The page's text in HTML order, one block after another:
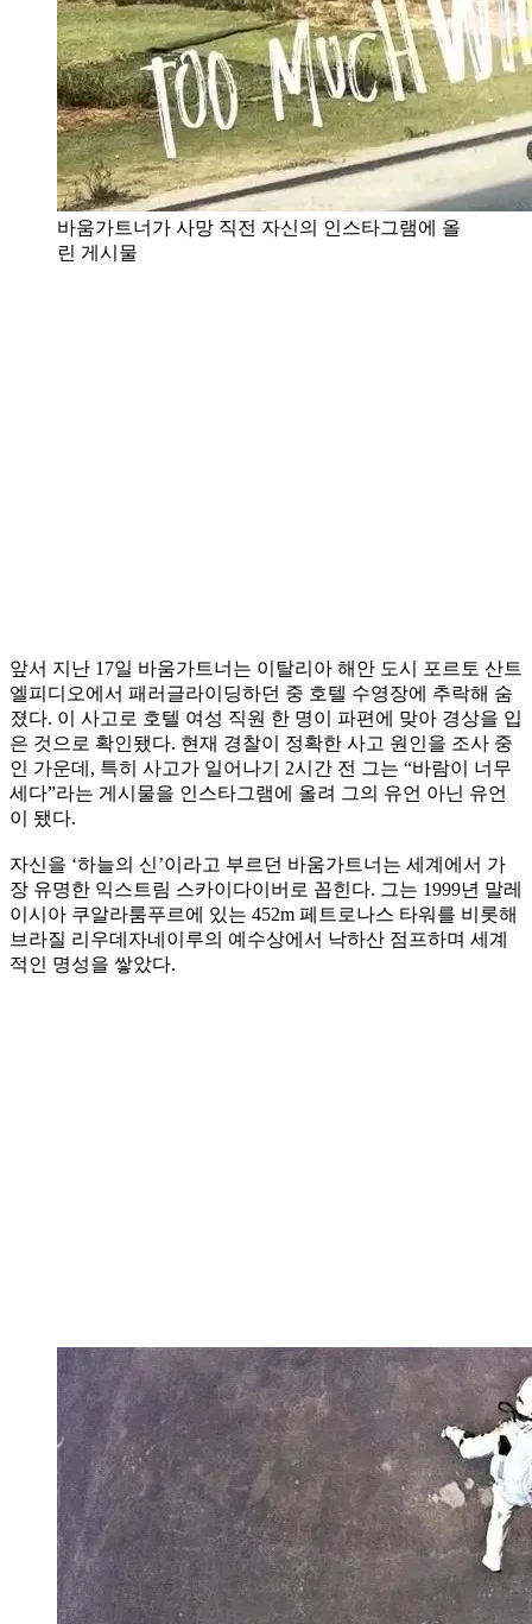
바움가트너가 사망 직전 자신의 인스타그램에 올
린 게시물
앞서 지난 17일 바움가트너는 이탈리아 해안 도시 포르토 산트
엘피디오에서 패러글라이딩하던 중 호텔 수영장에 추락해 숨
졌다. 이 사고로 호텔 여성 직원 한 명이 파편에 맞아 경상을 입
은 것으로 확인됐다. 현재 경찰이 정확한 사고 원인을 조사 중
인 가운데, 특히 사고가 일어나기 2시간 전 그는 “바람이 너무
세다”라는 게시물을 인스타그램에 올려 그의 유언 아닌 유언
이 됐다.
자신을 ‘하늘의 신’이라고 부르던 바움가트너는 세계에서 가
장 유명한 익스트림 스카이다이버로 꼽힌다. 그는 1999년 말레
이시아 쿠알라룸푸르에 있는 452m 페트로나스 타워를 비롯해
브라질 리우데자네이루의 예수상에서 낙하산 점프하며 세계
적인 명성을 쌓았다.